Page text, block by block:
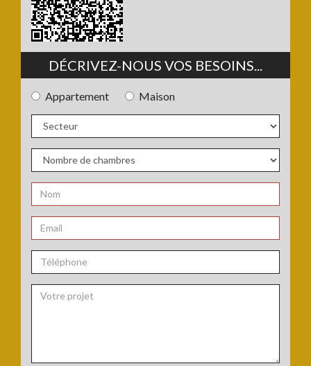
DÉCRIVEZ-NOUS VOS BESOINS...
Appartement
Maison
de
bien
de
chambres
*
*